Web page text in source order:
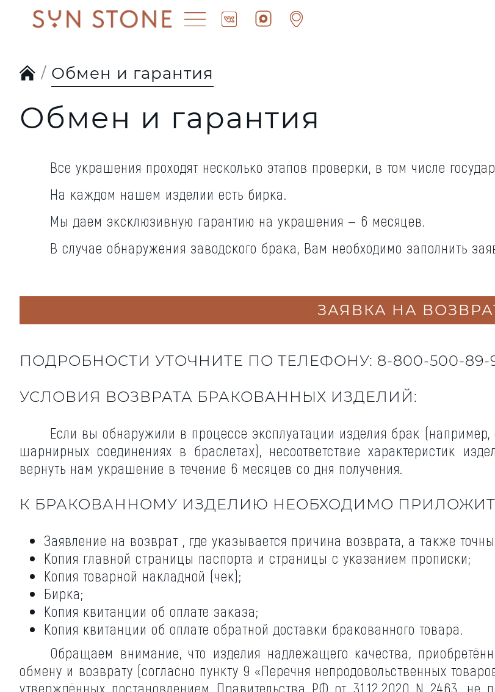
Обмен и гарантия
Обмен и гарантия
Все украшения проходят несколько этапов проверки, в том числе
На каждом нашем изделии есть бирка.
Мы даем эксклюзивную гарантию на украшения — 6 месяцев.
В случае обнаружения заводского брака, Вам необходимо заполнить
ЗАЯВКА НА
ПОДРОБНОСТИ УТОЧНИТЕ ПО ТЕЛЕФОНУ: 8-800-500-89-
УСЛОВИЯ ВОЗВРАТА БРАКОВАННЫХ ИЗДЕЛИЙ:
Если вы обнаружили в процессе эксплуатации изделия брак
шарнирных соединениях в браслетах), несоответствие характеристик
вернуть нам украшение в течение 6 месяцев со дня получения.
К БРАКОВАННОМУ ИЗДЕЛИЮ НЕОБХОДИМО
Заявление на возврат , где указывается причина возврата, а также
Копия главной страницы паспорта и страницы с указанием прописки;
Копия товарной накладной (чек);
Бирка;
Копия квитанции об оплате заказа;
Копия квитанции об оплате обратной доставки бракованного товара.
Обращаем внимание, что изделия надлежащего качества,
обмену и возврату (согласно пункту 9 «Перечня непродовольственных
утверждённых постановлением Правительства РФ от 31.12.2020 N 2463,